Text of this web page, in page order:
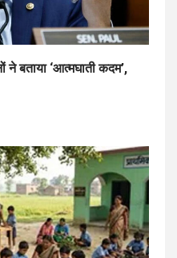
बताया ‘आत्मघाती कदम’,